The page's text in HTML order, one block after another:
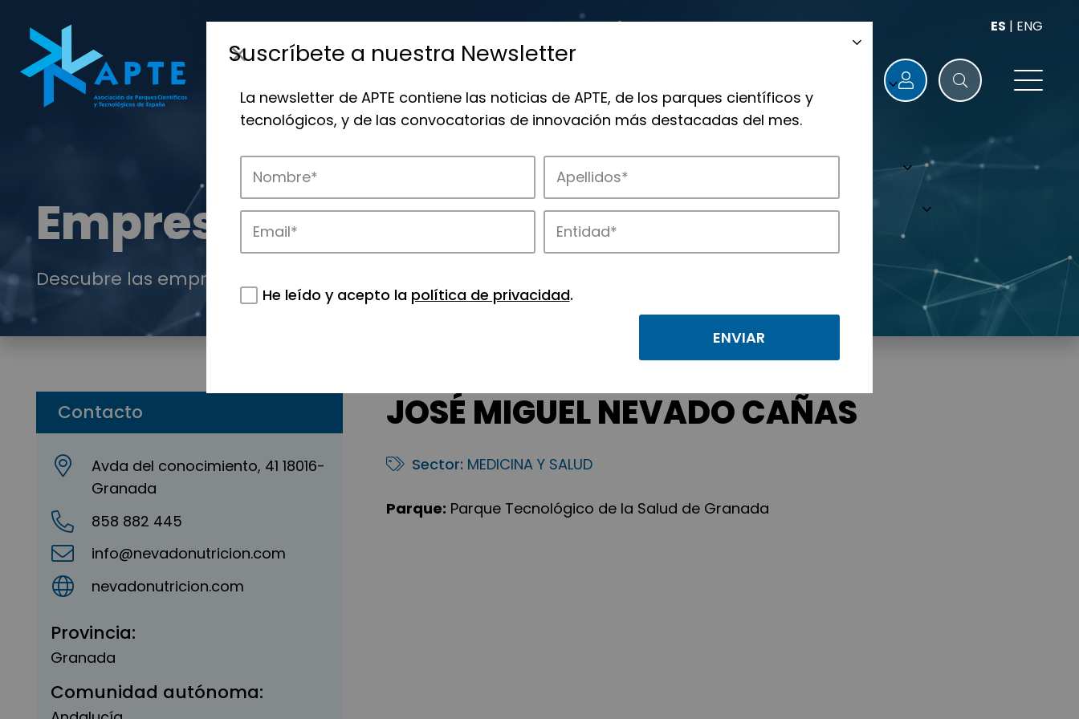
ES | ENG
Empresas
Descubre las empresas que impulsan la innovación en los parques de APTE.
Contacto
Avda del conocimiento, 41 18016-
Granada
858 882 445
info@nevadonutricion.com
nevadonutricion.com
Provincia:
Granada
Comunidad autónoma:
JOSÉ MIGUEL NEVADO CAÑAS
Sector: MEDICINA Y SALUD
Parque: Parque Tecnológico de la Salud de Granada
Suscríbete a nuestra Newsletter
La newsletter de APTE contiene las noticias de APTE, de los parques científicos y
tecnológicos, y de las convocatorias de innovación más destacadas del mes.
He leído y acepto la política de privacidad.